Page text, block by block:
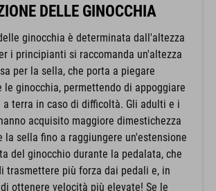
DELLE GINOCCHIA
ginocchia è determinata dall'altezza
i principianti si raccomanda un'altezza
per la sella, che porta a piegare
le ginocchia, permettendo di appoggiare
terra in caso di difficoltà. Gli adulti e i
acquisito maggiore dimestichezza
la sella fino a raggiungere un'estensione
del ginocchio durante la pedalata, che
trasmettere più forza dai pedali e, in
ottenere velocità più elevate! Se le